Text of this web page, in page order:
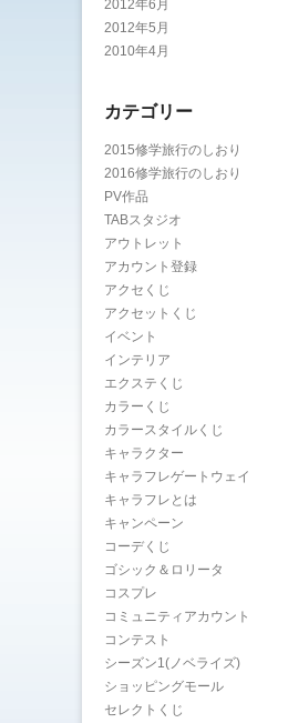
2012年6月
2012年5月
2010年4月
カテゴリー
2015修学旅行のしおり
2016修学旅行のしおり
PV作品
TABスタジオ
アウトレット
アカウント登録
アクセくじ
アクセットくじ
イベント
インテリア
エクステくじ
カラーくじ
カラースタイルくじ
キャラクター
キャラフレゲートウェイ
キャラフレとは
キャンペーン
コーデくじ
ゴシック＆ロリータ
コスプレ
コミュニティアカウント
コンテスト
シーズン1(ノベライズ)
ショッピングモール
セレクトくじ